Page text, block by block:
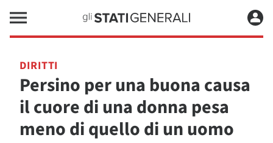
DIRITTI
Persino per una buona causa
il cuore di una donna pesa
meno di quello di un uomo